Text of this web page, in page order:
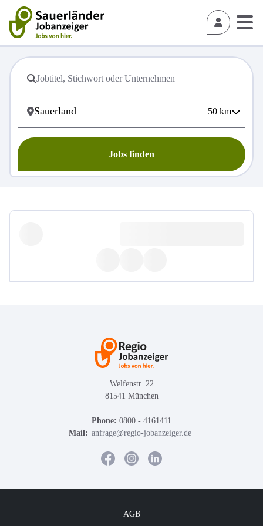
50 km
Jobs finden
Welfenstr. 22
81541 München
Phone: 0800 - 4161411
Mail: anfrage@regio-jobanzeiger.de
AGB